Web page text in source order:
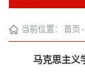
当前位置： 首页
马克思主义